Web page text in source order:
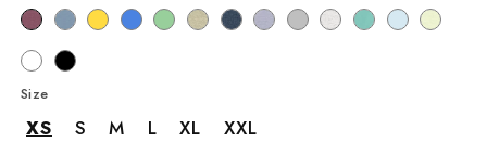
Size
XS S M L XL XXL